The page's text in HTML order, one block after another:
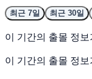
최근 7일 최근 30일
이 기간의 출몰 정
이 기간의 출몰 정